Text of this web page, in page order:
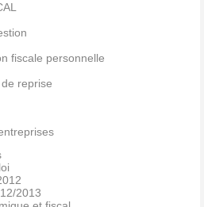
fiscale personnelle
reprise
2013